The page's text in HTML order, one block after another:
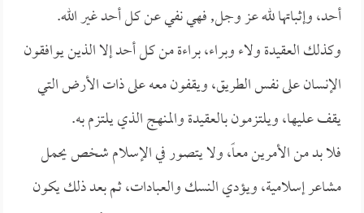
أحد، وإثباتها لله عز وجل, فهي نفي عن كل أحد غير الله.
وكذلك العقيدة ولاء وبراء، براءة من كل أحد إلا الذين يوافقون
الإنسان على نفس الطريق، ويقفون معه على ذات الأرض التي
يقف عليها، ويلتزمون بالعقيدة والمنهج الذي يلتزم به.
فلا بد من الأمرين معاً، ولا يتصور في الإسلام شخص يحمل
مشاعر إسلامية، ويؤدي النسك والعبادات، ثم بعد ذلك يكون